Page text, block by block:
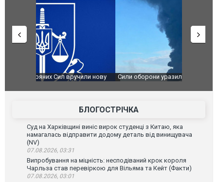
Сили оборони уразили Ярославський НПЗ:
атаку. ВІДЕО
Неймар
БЛОГОСТРІЧКА
Суд на Харківщині виніс вирок студенці з Китаю, яка
намагалась відправити додому деталь від винищувача
(NV)
07.08.2026, 03:31
Випробування на міцність: несподіваний крок короля
Чарльза став перевіркою для Вільяма та Кейт (Факти)
07.08.2026, 03:01